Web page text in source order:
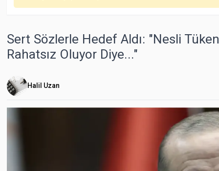
Sert Sözlerle Hedef Aldı: "Nesli
Rahatsız Oluyor Diye..."
Halil Uzan